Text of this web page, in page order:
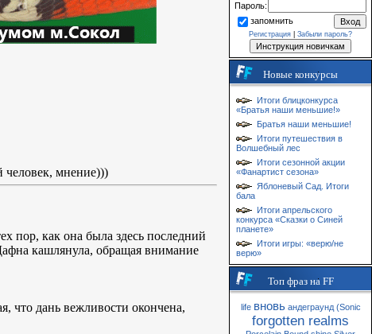
человек, мнение)))
пор, как она была здесь последний
кашлянула, обращая внимание
что дань вежливости окончена,
Пароль:
запомнить
Регистрация Забыли пароль?
Новые конкурсы
Итоги блицконкурса
«Братья наши меньшие!»
Братья наши меньшие!
Итоги путешествия в
Волшебный лес
Итоги сезонной акции
«Фанартист сезона»
Яблоневый Сад. Итоги
бала
Итоги апрельского
конкурса «Сказки о Синей
планете»
Итоги игры: «верю/не
верю»
Топ фраз на FF
life вновь андеграунд (Sonic
forgotten realms